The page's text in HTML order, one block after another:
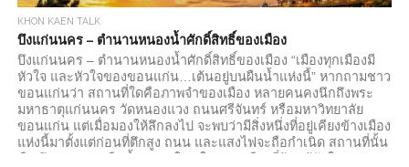
KHON KAEN TALK
บึงแก่นนคร – ตำนานหนองน้ำศักดิ์สิทธิ์ของเมือง
บึงแก่นนคร – ตำนานหนองน้ำศักดิ์สิทธิ์ของเมือง “เมืองทุกเมืองมี
หัวใจ และหัวใจของขอนแก่น…เต้นอยู่บนผืนน้ำแห่งนี้” หากถามชาว
ขอนแก่นว่า สถานที่ใดคือภาพจำของเมือง หลายคนคงนึกถึงพระ
มหาธาตุแก่นนคร วัดหนองแวง ถนนศรีจันทร์ หรือมหาวิทยาลัย
ขอนแก่น แต่เมื่อมองให้ลึกลงไป จะพบว่ามีสิ่งหนึ่งที่อยู่เคียงข้างเมือง
แห่งนี้มาตั้งแต่ก่อนที่ตึกสูง ถนน และแสงไฟจะถือกำเนิด สถานที่นั้น